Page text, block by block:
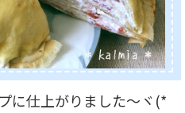
に仕上がりました～ヾ(*